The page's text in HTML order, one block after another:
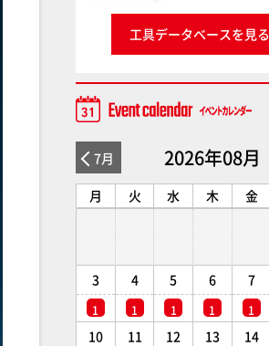
工具データベースを見る
7月 2026年08月
月 火 水 木 金
3
1
4
1
5
1
6
1
7
1
10 11 12 13 14